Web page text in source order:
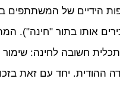
הידיים של המשתתפים
אותו בתור "חינה").
חשובה לחינה: שימור
ההודית. יחד עם זאת